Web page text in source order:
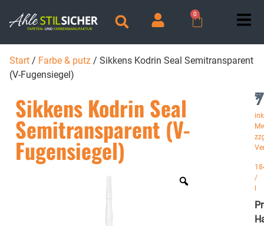
0
Start / Farbe & putz / Sikkens Kodrin Seal Semitransparent
(V-Fugensiegel)
Sikkens Kodrin Seal
Semitransparent (V-
Fugensiegel)
*
/
l